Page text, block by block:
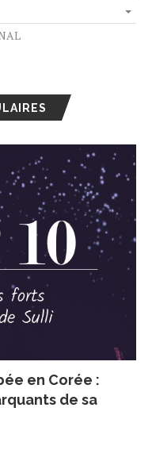
en Corée :
de sa